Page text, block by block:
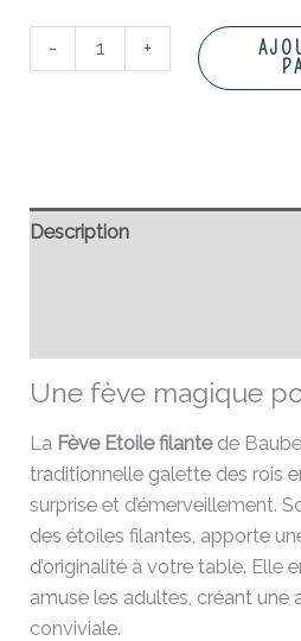
- +
Description
Une fève magique
La Fève Etoile filantede
traditionnelle galette des rois
surprise et d’émerveillement.
des étoiles filantes, apporte
d’originalité à votre table. Elle
amuse les adultes, créant une
conviviale.